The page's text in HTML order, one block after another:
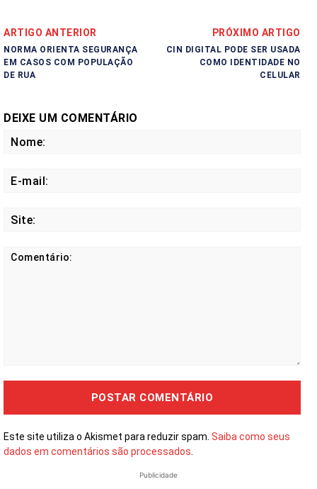
ARTIGO ANTERIOR
NORMA ORIENTA SEGURANÇA
EM CASOS COM POPULAÇÃO
DE RUA
PRÓXIMO ARTIGO
CIN DIGITAL PODE SER USADA
COMO IDENTIDADE NO
CELULAR
DEIXE UM COMENTÁRIO
Este site utiliza o Akismet para reduzir spam. Saiba como seus
dados em comentários são processados.
Publicidade